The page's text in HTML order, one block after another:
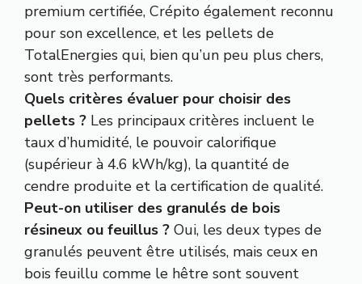
premium certifiée, Crépito également reconnu
pour son excellence, et les pellets de
TotalEnergies qui, bien qu’un peu plus chers,
sont très performants.
Quels critères évaluer pour choisir des
pellets ? Les principaux critères incluent le
taux d’humidité, le pouvoir calorifique
(supérieur à 4.6 kWh/kg), la quantité de
cendre produite et la certification de qualité.
Peut-on utiliser des granulés de bois
résineux ou feuillus ? Oui, les deux types de
granulés peuvent être utilisés, mais ceux en
bois feuillu comme le hêtre sont souvent